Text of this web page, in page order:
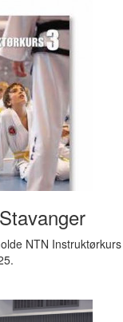
NTN Instruktørkurs